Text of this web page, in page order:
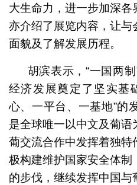
大生命力，进一步加深
亦介绍了展览内容，让
面貌及了解发展历程。
胡滨表示，“一国两
经济发展奠定了坚实基
心、一平台、一基地”的
是全球唯一以中文及葡语
葡交流合作中发挥着独特
极构建维护国家安全体制
的步伐，继续发挥中国